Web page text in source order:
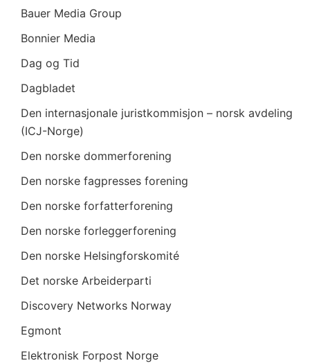
Bauer Media Group
Bonnier Media
Dag og Tid
Dagbladet
Den internasjonale juristkommisjon – norsk avdeling
(ICJ-Norge)
Den norske dommerforening
Den norske fagpresses forening
Den norske forfatterforening
Den norske forleggerforening
Den norske Helsingforskomité
Det norske Arbeiderparti
Discovery Networks Norway
Egmont
Elektronisk Forpost Norge